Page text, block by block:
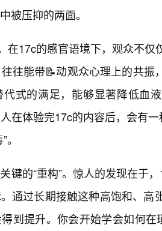
被压抑的两面。
在17c的感官语境下，观众不
往能带📝动观众心理上的共振
式的满足，能够显著降低血
在体验完17c的内容后，会有
键的“重构”。惊人的发现在于
通过长期接触这种高饱和、高
到提升。你会开始学会如何在